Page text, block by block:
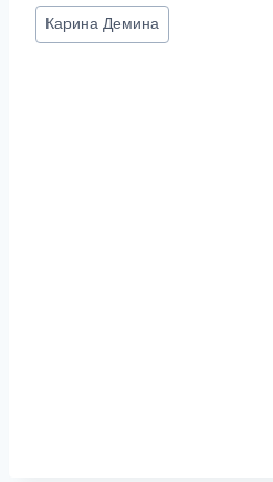
Метки
записи:
Карина Демина